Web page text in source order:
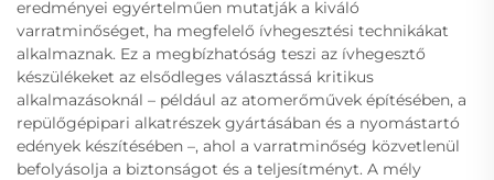
eredményei egyértelműen mutatják a kiváló
varratminőséget, ha megfelelő ívhegesztési technikákat
alkalmaznak. Ez a megbízhatóság teszi az ívhegesztő
készülékeket az elsődleges választássá kritikus
alkalmazásoknál – például az atomerőművek építésében, a
repülőgépipari alkatrészek gyártásában és a nyomástartó
edények készítésében –, ahol a varratminőség közvetlenül
befolyásolja a biztonságot és a teljesítményt. A mély